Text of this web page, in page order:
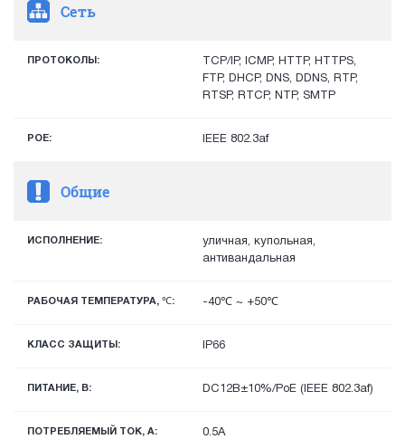
Сеть
ПРОТОКОЛЫ:
TCP/IP, ICMP, HTTP, HTTPS,
FTP, DHCP, DNS, DDNS, RTP,
RTSP, RTCP, NTP, SMTP
POE: IEEE 802.3af
Общие
ИСПОЛНЕНИЕ:
уличная, купольная,
антивандальная
РАБОЧАЯ ТЕМПЕРАТУРА, ℃: -40℃ ~ +50℃
КЛАСС ЗАЩИТЫ: IP66
ПИТАНИЕ, В: DC12В±10%/PoE (IEEE 802.3af)
ПОТРЕБЛЯЕМЫЙ ТОК, А: 0.5A